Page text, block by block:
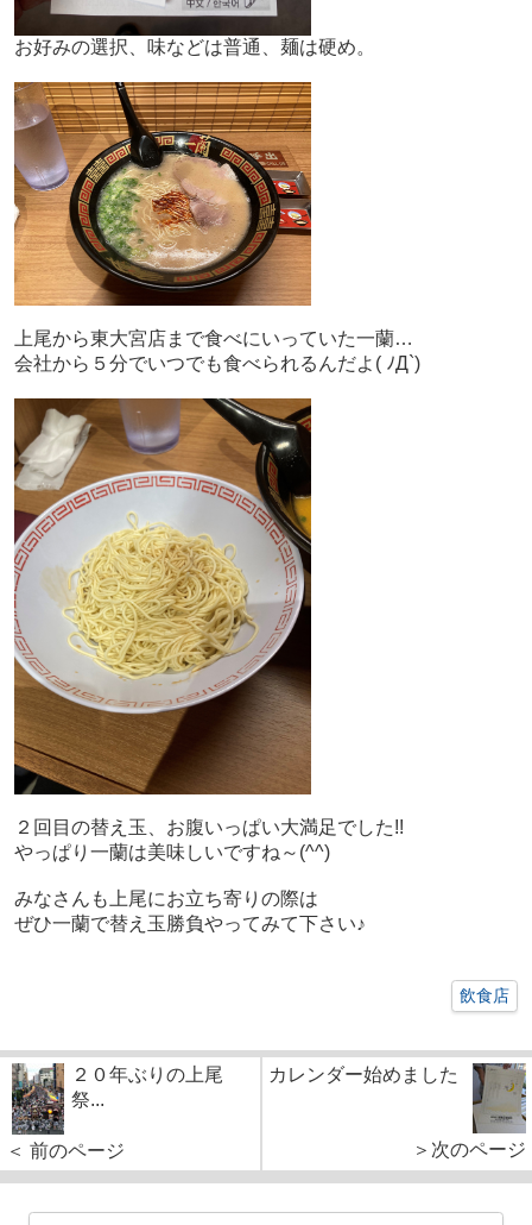
お好みの選択、味などは普通、麺は硬め。
上尾から東大宮店まで食べにいっていた一蘭…
会社から５分でいつでも食べられるんだよ( ﾉД`)
２回目の替え玉、お腹いっぱい大満足でした!!
やっぱり一蘭は美味しいですね～(^^)
みなさんも上尾にお立ち寄りの際は
ぜひ一蘭で替え玉勝負やってみて下さい♪
飲食店
２０年ぶりの上尾
祭...
＜ 前のページ
カレンダー始めました
＞次のページ